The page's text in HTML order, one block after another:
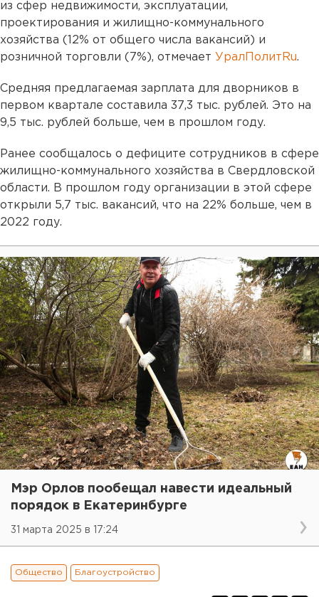
из сфер недвижимости, эксплуатации,
проектирования и жилищно-коммунального
хозяйства (12% от общего числа вакансий) и
розничной торговли (7%), отмечает УралПолитRu.
Средняя предлагаемая зарплата для дворников в
первом квартале составила 37,3 тыс. рублей. Это на
9,5 тыс. рублей больше, чем в прошлом году.
Ранее сообщалось о дефиците сотрудников в сфере
жилищно-коммунального хозяйства в Свердловской
области. В прошлом году организации в этой сфере
открыли 5,7 тыс. вакансий, что на 22% больше, чем в
2022 году.
Мэр Орлов пообещал навести идеальный
порядок в Екатеринбурге
31 марта 2025 в 17:24
Общество Благоустройство